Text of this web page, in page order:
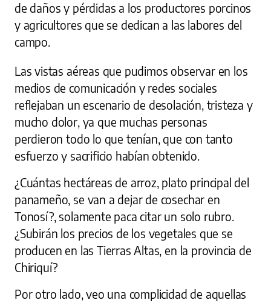
de daños y pérdidas a los productores porcinos
y agricultores que se dedican a las labores del
campo.
Las vistas aéreas que pudimos observar en los
medios de comunicación y redes sociales
reflejaban un escenario de desolación, tristeza y
mucho dolor, ya que muchas personas
perdieron todo lo que tenían, que con tanto
esfuerzo y sacrificio habían obtenido.
¿Cuántas hectáreas de arroz, plato principal del
panameño, se van a dejar de cosechar en
Tonosí?, solamente paca citar un solo rubro.
¿Subirán los precios de los vegetales que se
producen en las Tierras Altas, en la provincia de
Chiriquí?
Por otro lado, veo una complicidad de aquellas